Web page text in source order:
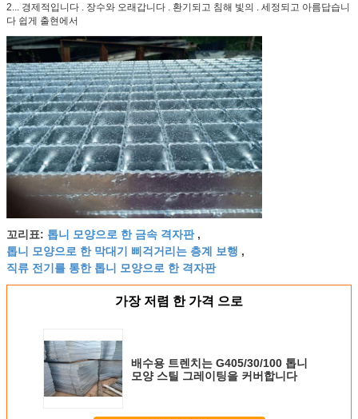
2... 경제적입니다 . 장수와 오래갑니다 . 환기되고 침해 빛의 . 세정되고 아름답습니
다 쉽게 출현에서
꼬리표: 톱니 모양으로 한 금속 격자판,
톱니 모양으로 한 막대기 삐걱거리는 층계 보행 ,
직류 전기를 통한 톱니 모양으로 한 격자판
가장 저렴 한 가격 으로
배수용 트렌치는 G405/30/100 톱니
모양 스틸 그레이팅을 커버합니다